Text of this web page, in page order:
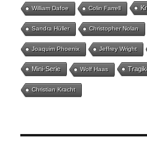
William Dafoe Colin Farrell
Sandra Hüller Christopher Nolan
Joaquim Phoenix Jeffrey Wright
Mini-Serie Wolf Haas
Christian Kracht